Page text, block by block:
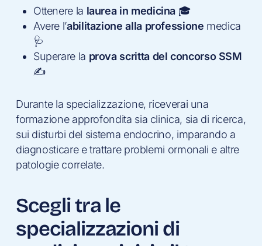
Ottenere la laurea in medicina 🎓
Avere l’abilitazione alla professione medica
🩺
Superare la prova scritta del concorso SSM
✍️
Durante la specializzazione, riceverai una
formazione approfondita sia clinica, sia di ricerca,
sui disturbi del sistema endocrino, imparando a
diagnosticare e trattare problemi ormonali e altre
patologie correlate.
Scegli tra le
specializzazioni di